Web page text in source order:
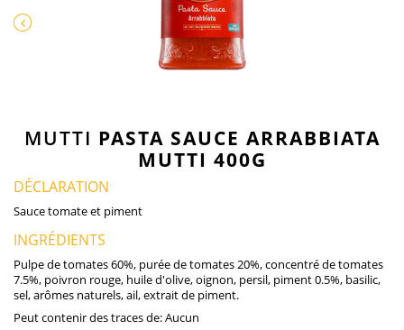
MUTTI PASTA SAUCE ARRABBIATA
MUTTI 400G
DÉCLARATION
Sauce tomate et piment
INGRÉDIENTS
Pulpe de tomates 60%, purée de tomates 20%, concentré de tomates
7.5%, poivron rouge, huile d'olive, oignon, persil, piment 0.5%, basilic,
sel, arômes naturels, ail, extrait de piment.
Peut contenir des traces de:Aucun